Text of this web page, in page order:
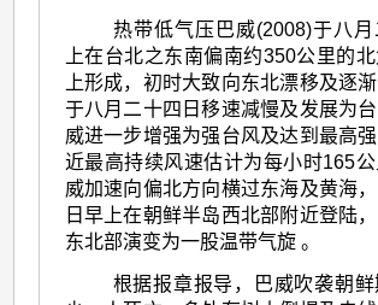
热带低气压巴威(2008)于八
上在台北之东南偏南约350公里的
上形成，初时大致向东北漂移及逐
于八月二十四日移速减慢及发展为
威进一步增强为强台风及达到最高
近最高持续风速估计为每小时165
威加速向偏北方向横过东海及黄海
日早上在朝鲜半岛西北部附近登陆
东北部演变为一股温带气旋 。
根据报章报导，巴威吹袭朝